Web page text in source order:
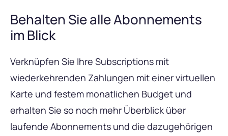
Behalten Sie alle Abonnements
im Blick
Verknüpfen Sie Ihre Subscriptions mit
wiederkehrenden Zahlungen mit einer virtuellen
Karte und festem monatlichen Budget und
erhalten Sie so noch mehr Überblick über
laufende Abonnements und die dazugehörigen